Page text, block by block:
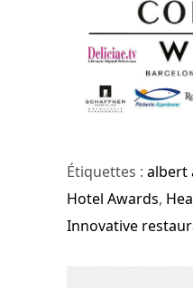
Étiquettes : albert
Hotel Awards,
Innovative